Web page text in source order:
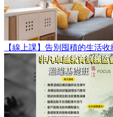
【線上課】告別囤積的生活收